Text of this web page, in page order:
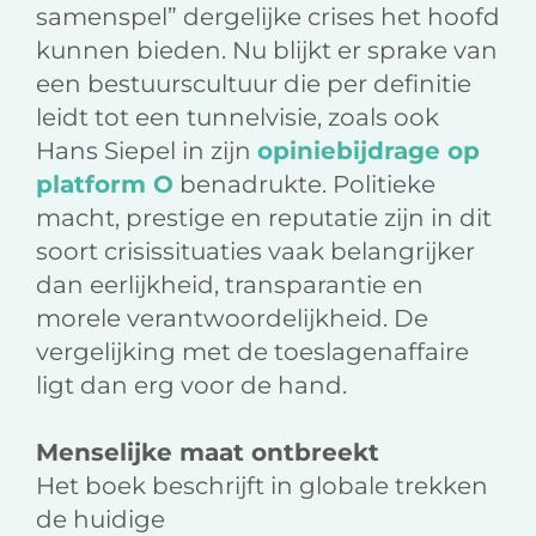
samenspel” dergelijke crises het hoofd
kunnen bieden. Nu blijkt er sprake van
een bestuurscultuur die per definitie
leidt tot een tunnelvisie, zoals ook
Hans Siepel in zijn opiniebijdrage op
platform O benadrukte. Politieke
macht, prestige en reputatie zijn in dit
soort crisissituaties vaak belangrijker
dan eerlijkheid, transparantie en
morele verantwoordelijkheid. De
vergelijking met de toeslagenaffaire
ligt dan erg voor de hand.
Menselijke maat ontbreekt
Het boek beschrijft in globale trekken
de huidige